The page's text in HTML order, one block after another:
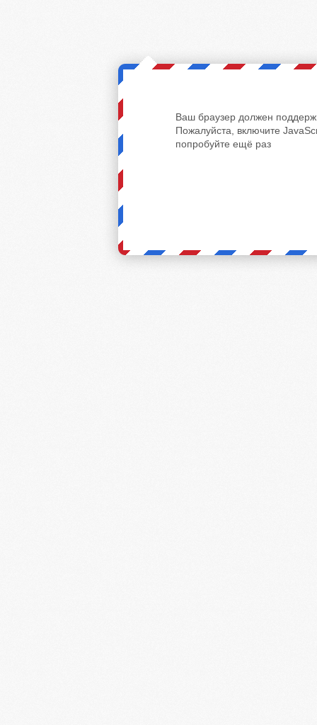
Ваш браузер должен
Пожалуйста, включите
попробуйте ещё раз